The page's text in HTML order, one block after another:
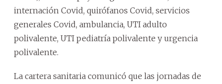
internación Covid, quirófanos Covid, servicios
generales Covid, ambulancia, UTI adulto
polivalente, UTI pediatría polivalente y urgencia
polivalente.
La cartera sanitaria comunicó que las jornadas de